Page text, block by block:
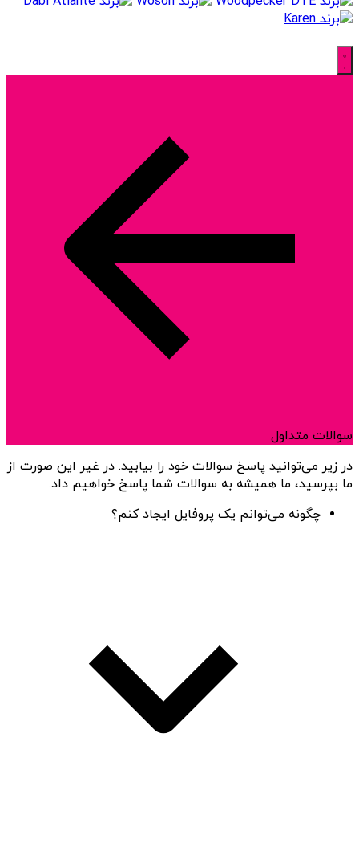
سوالات متداول
در زیر می‌توانید پاسخ سوالات خود را بیابید. در غیر این صورت از
ما بپرسید، ما همیشه به سوالات شما پاسخ خواهیم داد.
چگونه می‌توانم یک پروفایل ایجاد کنم؟